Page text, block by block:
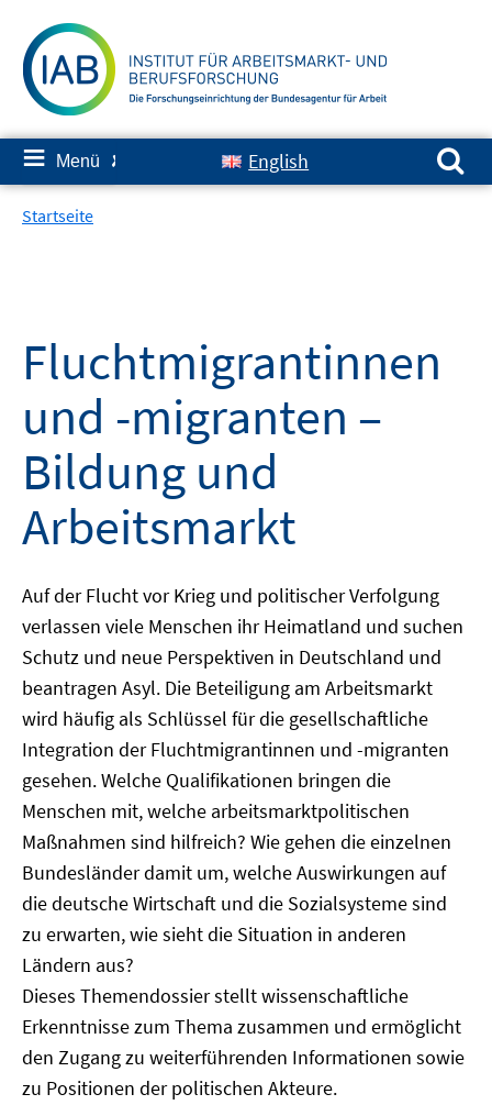
zum
Inhalt
≡ Menü ✘ English
Suchen nach:
Startseite
Fluchtmigrantinnen
und -migranten –
Bildung und
Arbeitsmarkt
Auf der Flucht vor Krieg und politischer Verfolgung
verlassen viele Menschen ihr Heimatland und suchen
Schutz und neue Perspektiven in Deutschland und
beantragen Asyl. Die Beteiligung am Arbeitsmarkt
wird häufig als Schlüssel für die gesellschaftliche
Integration der Fluchtmigrantinnen und -migranten
gesehen. Welche Qualifikationen bringen die
Menschen mit, welche arbeitsmarktpolitischen
Maßnahmen sind hilfreich? Wie gehen die einzelnen
Bundesländer damit um, welche Auswirkungen auf
die deutsche Wirtschaft und die Sozialsysteme sind
zu erwarten, wie sieht die Situation in anderen
Ländern aus?
Dieses Themendossier stellt wissenschaftliche
Erkenntnisse zum Thema zusammen und ermöglicht
den Zugang zu weiterführenden Informationen sowie
zu Positionen der politischen Akteure.